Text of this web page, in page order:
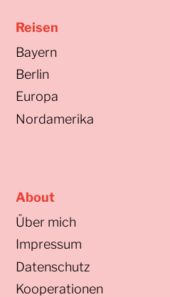
Reisen
Bayern
Berlin
Europa
Nordamerika
About
Über mich
Impressum
Datenschutz
Kooperationen